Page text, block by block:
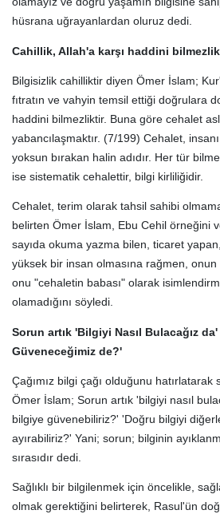
hüsrana uğrayanlardan oluruz dedi.
Cahillik, Allah'a karşı haddini
Bilgisizlik cahilliktir diyen Ömer İslam;
fıtratın ve vahyin temsil ettiği doğrulara
haddini bilmezliktir. Buna göre cehalet
yabancılaşmaktır. (7/199) Cehalet,
yoksun bırakan halin adıdır. Her tür
ise sistematik cehalettir, bilgi kirliliğidir.
Cehalet, terim olarak tahsil sahibi
belirten Ömer İslam, Ebu Cehil örneğini
sayıda okuma yazma bilen, ticaret
yüksek bir insan olmasına rağmen,
onu "cehaletin babası" olarak
olamadığını söyledi.
Sorun artık 'Bilgiyi Nasıl Bulacağız
Güveneceğimiz de?'
Çağımız bilgi çağı olduğunu
Ömer İslam; Sorun artık 'bilgiyi nasıl
bilgiye güvenebiliriz?' 'Doğru bilgiyi
ayırabiliriz?' Yani; sorun; bilginin
sırasıdır dedi.
Sağlıklı bir bilgilenmek için öncelikle,
olmak gerektiğini belirterek, Rasul'ün